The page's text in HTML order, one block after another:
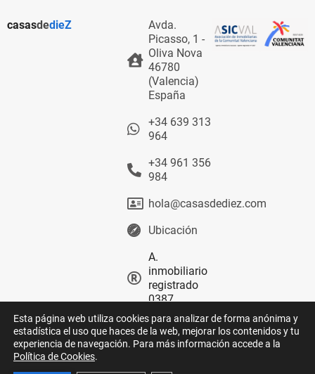
casasdedieZ
Avda.
Picasso, 1 -
Oliva Nova
46780
(Valencia)
España
+34 639 313
964
+34 961 356
984
hola@casasdediez.com
Ubicación
A.
inmobiliario
registrado
0387
© 2026Aviso legalPrivacidad
Esta página web utiliza cookies para analizar de forma anónima y
estadística el uso que haces de la web, mejorar los contenidos y tu
experiencia de navegación. Para más información accede a la
Política de Cookies.